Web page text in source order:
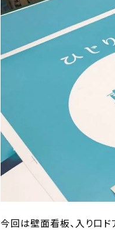
今回は壁面看板、入り口ド